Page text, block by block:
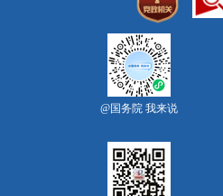
@国务院 我来说